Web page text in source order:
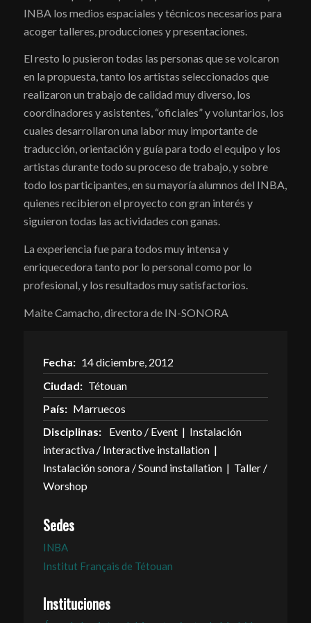
INBA los medios espaciales y técnicos necesarios para
acoger talleres, producciones y presentaciones.
El resto lo pusieron todas las personas que se volcaron
en la propuesta, tanto los artistas seleccionados que
realizaron un trabajo de calidad muy diverso, los
coordinadores y asistentes, “oficiales” y voluntarios, los
cuales desarrollaron una labor muy importante de
traducción, orientación y guía para todo el equipo y los
artistas durante todo su proceso de trabajo, y sobre
todo los participantes, en su mayoría alumnos del INBA,
quienes recibieron el proyecto con gran interés y
siguieron todas las actividades con ganas.
La experiencia fue para todos muy intensa y
enriquecedora tanto por lo personal como por lo
profesional, y los resultados muy satisfactorios.
Maite Camacho, directora de IN-SONORA
Fecha: 14 diciembre, 2012
Ciudad: Tétouan
País: Marruecos
Disciplinas:
Evento / Event | Instalación
interactiva / Interactive installation |
Instalación sonora / Sound installation | Taller /
Worshop
Sedes
INBA
Institut Français de Tétouan
Instituciones